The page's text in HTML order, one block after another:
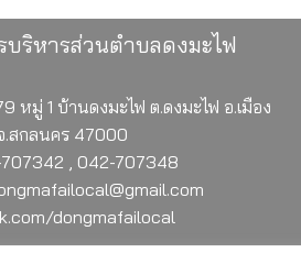
บริหารส่วนตำบลดงมะไฟ
หมู่ 1 บ้านดงมะไฟ ต.ดงมะไฟ อ.เมือง
.สกลนคร 47000
707342 , 042-707348
dongmafailocal